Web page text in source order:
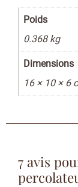
Poids
0.368 kg
Dimensions
16 × 10 × 6
7 avis